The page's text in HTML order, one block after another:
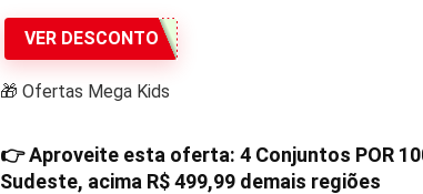
VER DESCONTO
🎁 Ofertas Mega Kids
👉 Aproveite esta oferta: 4 Conjuntos POR
Sudeste, acima R$ 499,99 demais regiões